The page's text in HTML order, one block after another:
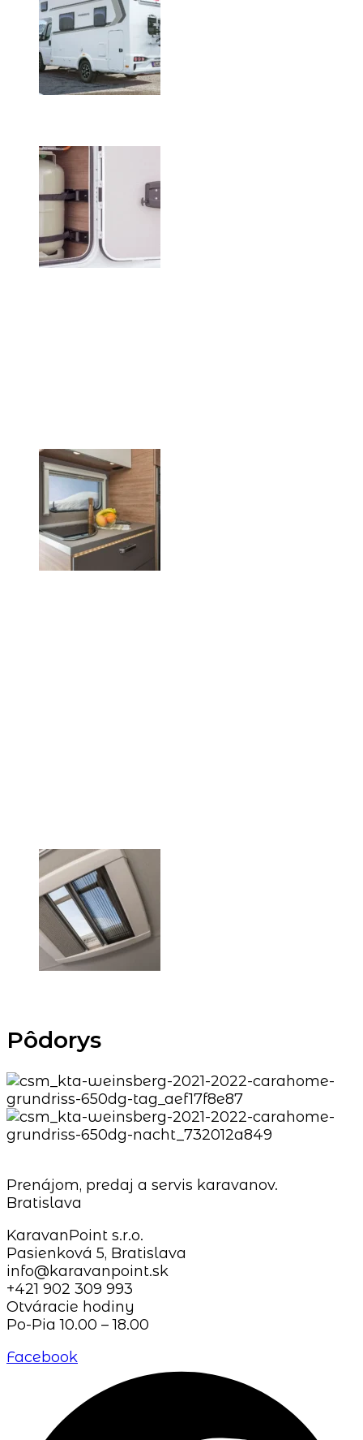
Pôdorys
Prenájom, predaj a servis karavanov.
Bratislava
KaravanPoint s.r.o.
Pasienková 5, Bratislava
info@karavanpoint.sk
+421 902 309 993
Otváracie hodiny
Po-Pia 10.00 – 18.00
Facebook